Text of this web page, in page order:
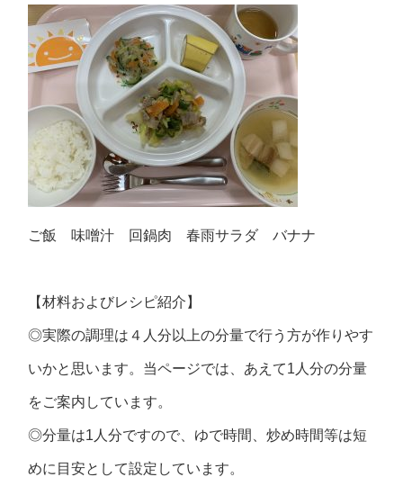
ご飯 味噌汁 回鍋肉 春雨サラダ バナナ
【材料およびレシピ紹介】
◎実際の調理は４人分以上の分量で行う方が作りやす
いかと思います。当ページでは、あえて1人分の分量
をご案内しています。
◎分量は1人分ですので、ゆで時間、炒め時間等は短
めに目安として設定しています。